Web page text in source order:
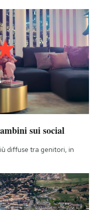
sui social
diffuse tra genitori, in